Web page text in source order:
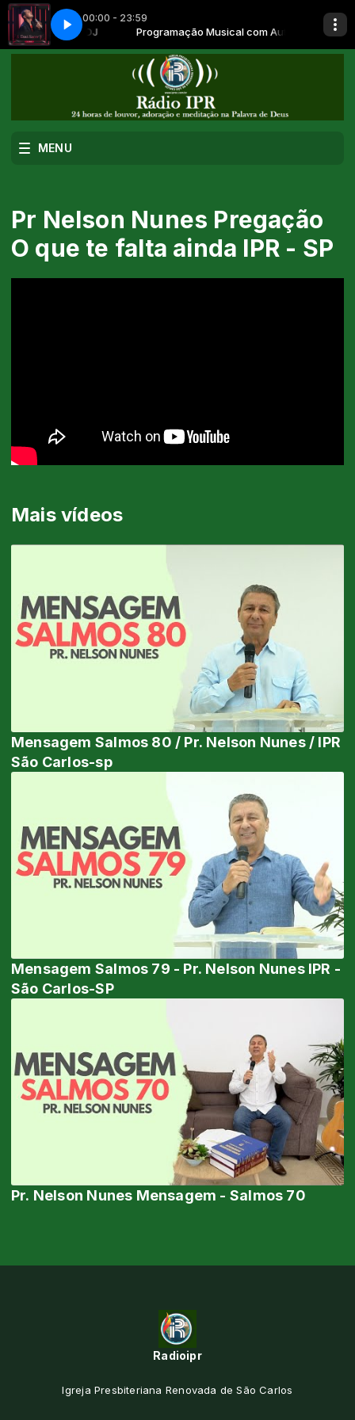
00:00 - 23:59
com AutoDJ Programação Musical com AutoDJ
do Meu Coração (Ao Vivo) Davi Sacer - Desejo do Meu Coração (Ao
MENU
Pr Nelson Nunes Pregação
O que te falta ainda IPR - SP
Mais vídeos
Mensagem Salmos 80 / Pr. Nelson Nunes / IPR
São Carlos-sp
Mensagem Salmos 79 - Pr. Nelson Nunes IPR -
São Carlos-SP
Pr. Nelson Nunes Mensagem - Salmos 70
Radioipr
Igreja Presbiteriana Renovada de São Carlos